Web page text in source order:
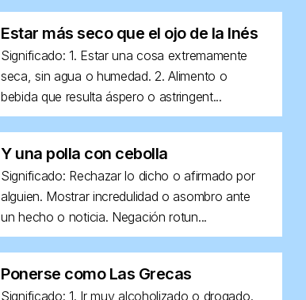
Estar más seco que el ojo de la Inés
Significado: 1. Estar una cosa extremamente
seca, sin agua o humedad. 2. Alimento o
bebida que resulta áspero o astringent...
Y una polla con cebolla
Significado: Rechazar lo dicho o afirmado por
alguien. Mostrar incredulidad o asombro ante
un hecho o noticia. Negación rotun...
Ponerse como Las Grecas
Significado: 1. Ir muy alcoholizado o drogado.